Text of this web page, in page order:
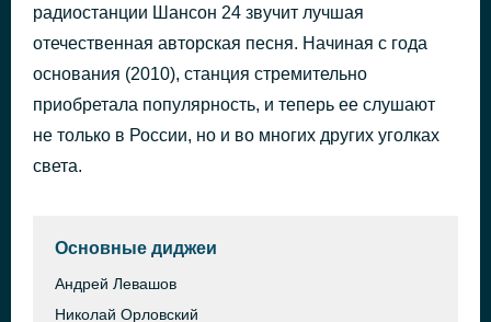
радиостанции Шансон 24 звучит лучшая
отечественная авторская песня. Начиная с года
основания (2010), станция стремительно
приобретала популярность, и теперь ее слушают
не только в России, но и во многих других уголках
света.
Основные диджеи
Андрей Левашов
Николай Орловский